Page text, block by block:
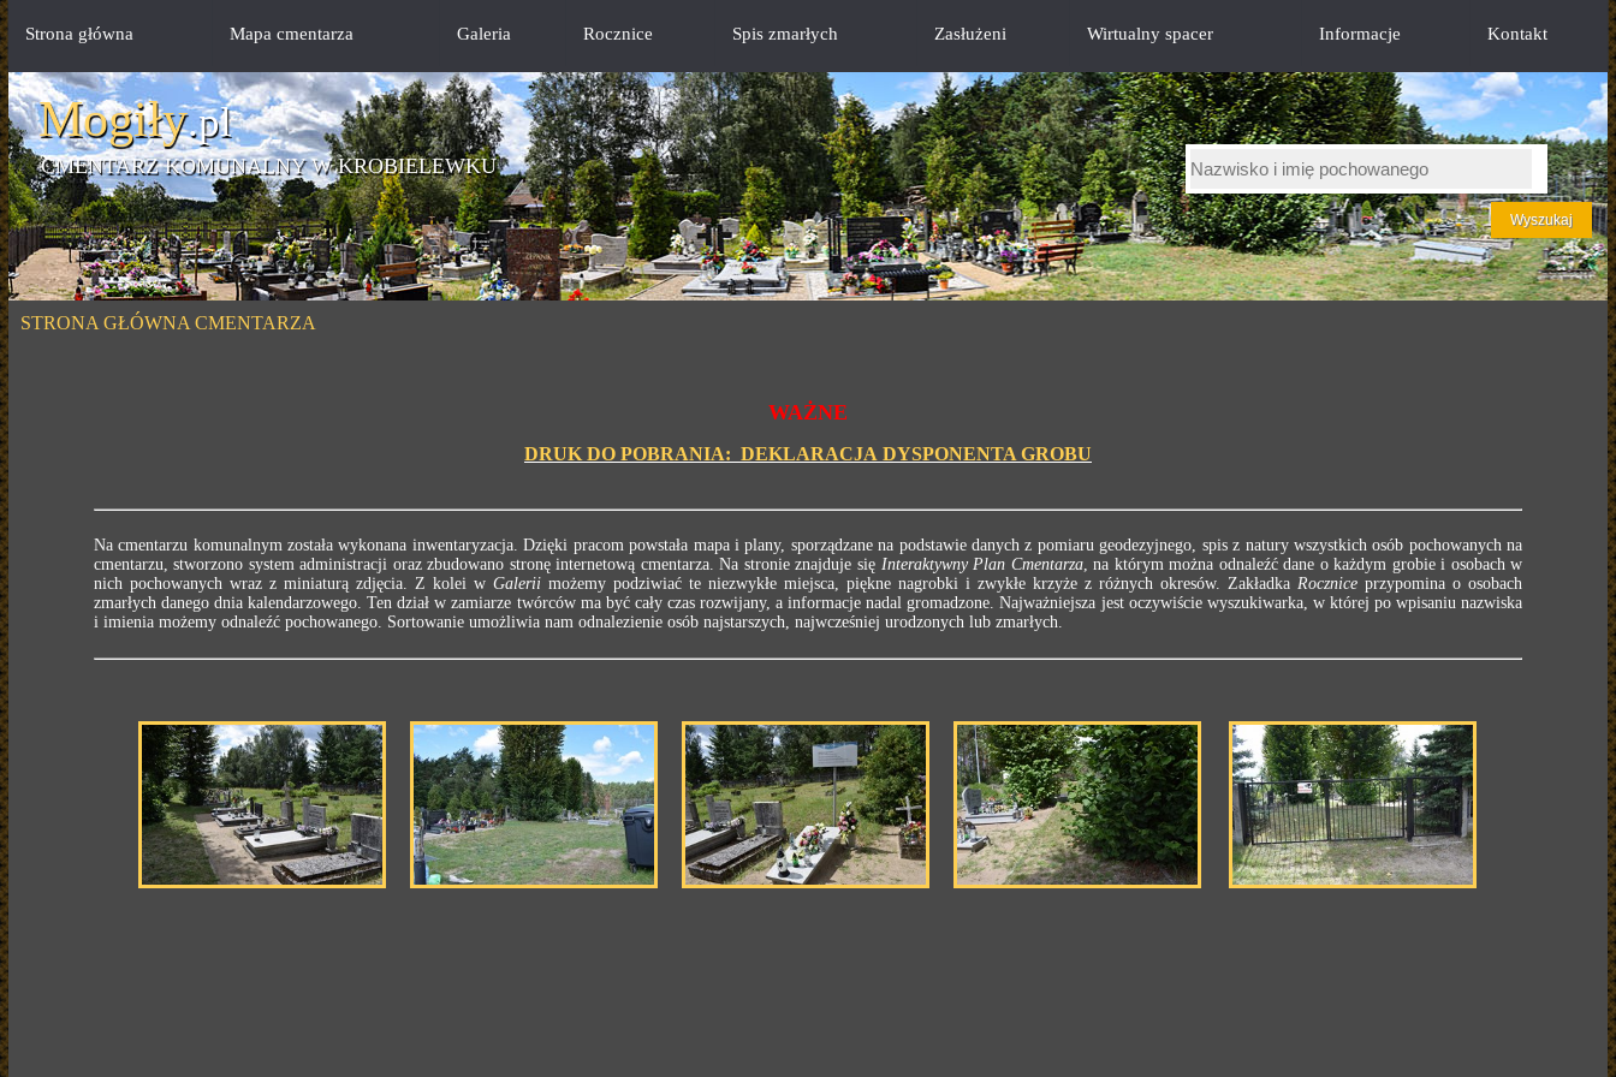
Mogiły.pl
CMENTARZ KOMUNALNY W KROBIELEWKU
Strona główna Mapa cmentarza Galeria Rocznice Spis zmarłych Zasłużeni Wirtualny spacer Informacje Kontakt
STRONA GŁÓWNA CMENTARZA
WAŻNE
DRUK DO POBRANIA: DEKLARACJA DYSPONENTA GROBU
Na cmentarzu komunalnym została wykonana inwentaryzacja. Dzięki pracom powstała mapa i plany, sporządzane na podstawie danych z pomiaru geodezyjnego, spis z natury wszystkich osób pochowanych na
cmentarzu, stworzono system administracji oraz zbudowano stronę internetową cmentarza. Na stronie znajduje się Interaktywny Plan Cmentarza, na którym można odnaleźć dane o każdym grobie i osobach w
nich pochowanych wraz z miniaturą zdjęcia. Z kolei w Galeriimożemy podziwiać te niezwykłe miejsca, piękne nagrobki i zwykłe krzyże z różnych okresów. ZakładkaRocznice przypomina o osobach
zmarłych danego dnia kalendarzowego. Ten dział w zamiarze twórców ma być cały czas rozwijany, a informacje nadal gromadzone. Najważniejsza jest oczywiście wyszukiwarka, w której po wpisaniu nazwiska
i imienia możemy odnaleźć pochowanego. Sortowanie umożliwia nam odnalezienie osób najstarszych, najwcześniej urodzonych lub zmarłych.